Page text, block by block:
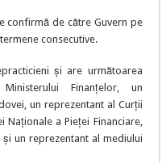
confirmă de către Guvern pe
consecutive.
și are următoarea
Finanţelor, un
un reprezentant al Curții
a Pieței Financiare,
un reprezentant al mediului